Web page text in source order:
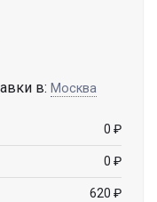
в: Москва
0 ₽
0 ₽
620 ₽